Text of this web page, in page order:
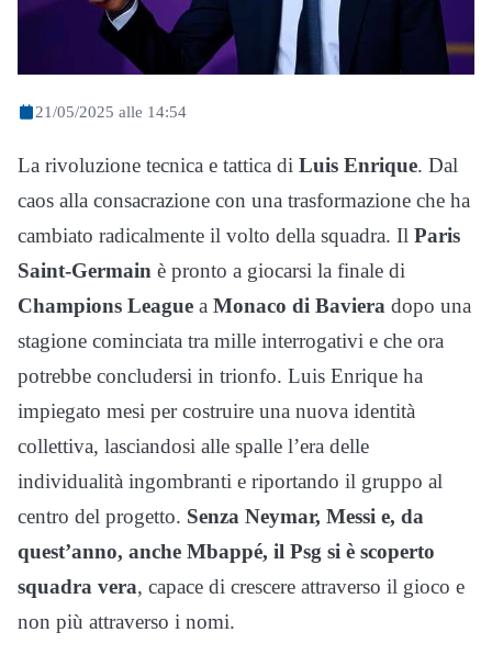
21/05/2025 alle 14:54
La rivoluzione tecnica e tattica di Luis Enrique. Dal
caos alla consacrazione con una trasformazione che ha
cambiato radicalmente il volto della squadra. Il Paris
Saint-Germain è pronto a giocarsi la finale di
Champions League a Monaco di Baviera dopo una
stagione cominciata tra mille interrogativi e che ora
potrebbe concludersi in trionfo. Luis Enrique ha
impiegato mesi per costruire una nuova identità
collettiva, lasciandosi alle spalle l’era delle
individualità ingombranti e riportando il gruppo al
centro del progetto. Senza Neymar, Messi e, da
quest’anno, anche Mbappé, il Psg si è scoperto
squadra vera, capace di crescere attraverso il gioco e
non più attraverso i nomi.